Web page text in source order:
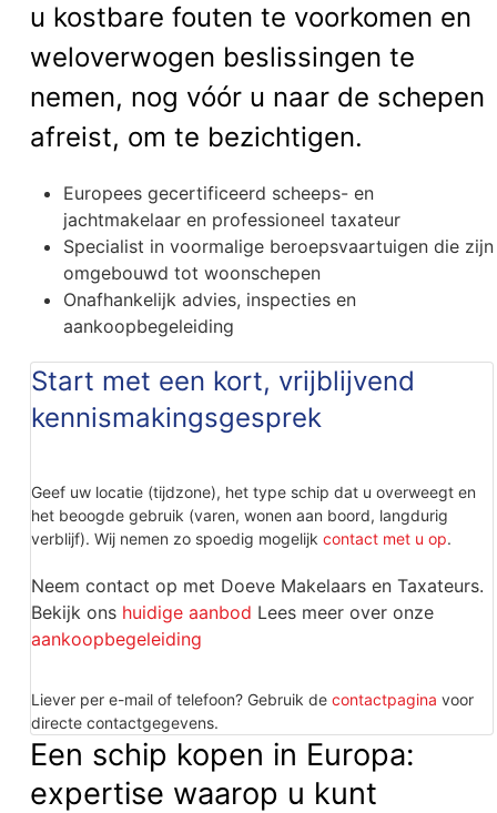
u kostbare fouten te voorkomen en
weloverwogen beslissingen te
nemen, nog vóór u naar de schepen
afreist, om te bezichtigen.
Europees gecertificeerd scheeps- en
jachtmakelaar en professioneel taxateur
Specialist in voormalige beroepsvaartuigen die zijn
omgebouwd tot woonschepen
Onafhankelijk advies, inspecties en
aankoopbegeleiding
Start met een kort, vrijblijvend
kennismakingsgesprek
Geef uw locatie (tijdzone), het type schip dat u overweegt en
het beoogde gebruik (varen, wonen aan boord, langdurig
verblijf). Wij nemen zo spoedig mogelijk contact met u op.
Neem contact op met Doeve Makelaars en Taxateurs.
Bekijk ons huidige aanbod Lees meer over onze
aankoopbegeleiding
Liever per e-mail of telefoon? Gebruik de contactpagina voor
directe contactgegevens.
Een schip kopen in Europa:
expertise waarop u kunt